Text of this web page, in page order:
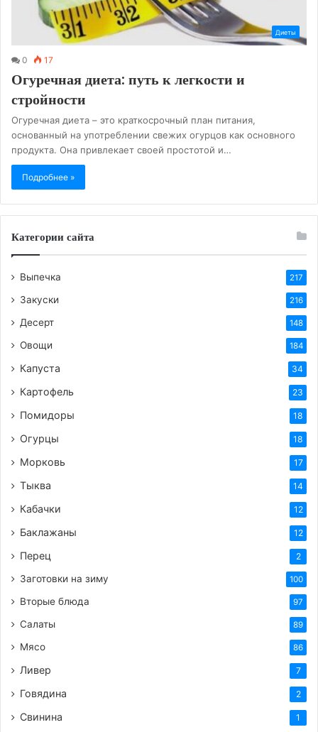
Диеты
0 17
Огуречная диета: путь к легкости и
стройности
Огуречная диета – это краткосрочный план питания,
основанный на употреблении свежих огурцов как основного
продукта. Она привлекает своей простотой и…
Подробнее »
Категории сайта
Выпечка 217
Закуски 216
Десерт 148
Овощи 184
Капуста 34
Картофель 23
Помидоры 18
Огурцы 18
Морковь 17
Тыква 14
Кабачки 12
Баклажаны 12
Перец 2
Заготовки на зиму 100
Вторые блюда 97
Салаты 89
Мясо 86
Ливер 7
Говядина 2
Свинина 1